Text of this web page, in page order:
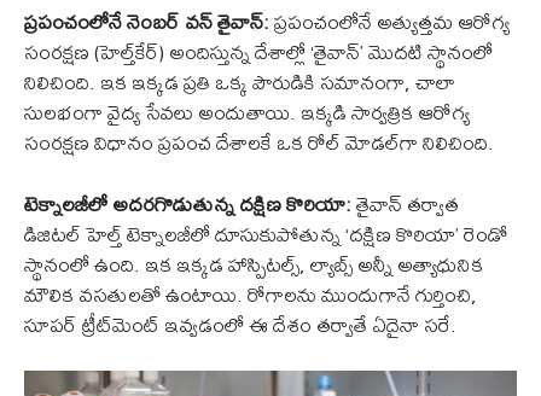
ప్రపంచంలోనే నెంబర్ వన్ తైవాన్:ప్రపంచంలోనే అత్యుత్తమ ఆరోగ్య
సంరక్షణ (హెల్త్‌కేర్) అందిస్తున్న దేశాల్లో ‘తైవాన్’ మొదటి స్థానంలో
నిలిచింది. ఇక ఇక్కడ ప్రతి ఒక్క పౌరుడికి సమానంగా, చాలా
సులభంగా వైద్య సేవలు అందుతాయి. ఇక్కడి సార్వత్రిక ఆరోగ్య
సంరక్షణ విధానం ప్రపంచ దేశాలకే ఒక రోల్ మోడల్‌గా నిలిచింది.
టెక్నాలజీలో అదరగొడుతున్న దక్షిణ కొరియా:తైవాన్ తర్వాత
డిజిటల్ హెల్త్ టెక్నాలజీలో దూసుకుపోతున్న ‘దక్షిణ కొరియా’ రెండో
స్థానంలో ఉంది. ఇక ఇక్కడ హాస్పిటల్స్, ల్యాబ్స్ అన్నీ అత్యాధునిక
మౌలిక వసతులతో ఉంటాయి. రోగాలను ముందుగానే గుర్తించి,
సూపర్ ట్రీట్‌మెంట్ ఇవ్వడంలో ఈ దేశం తర్వాతే ఏదైనా సరే.